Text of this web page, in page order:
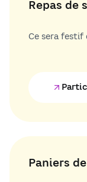
Repas de
Ce sera festif
Paniers